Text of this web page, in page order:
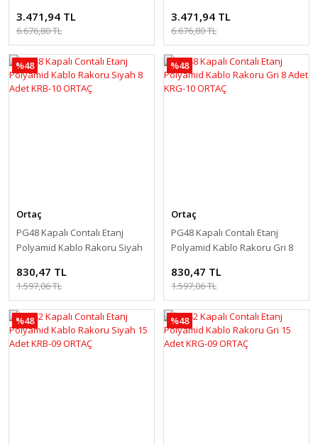
3.471,94 TL
6.676,80 TL
3.471,94 TL
6.676,80 TL
%48
Ortaç
PG48 Kapalı Contalı Etanj
Polyamid Kablo Rakoru Siyah
830,47 TL
1.597,06 TL
%48
Ortaç
PG48 Kapalı Contalı Etanj
Polyamid Kablo Rakoru Gri 8
830,47 TL
1.597,06 TL
%48 %48